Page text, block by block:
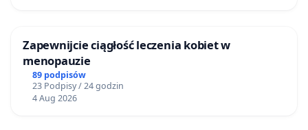
Zapewnijcie ciągłość leczenia kobiet w
menopauzie
89 podpisów
23 Podpisy / 24 godzin
4 Aug 2026